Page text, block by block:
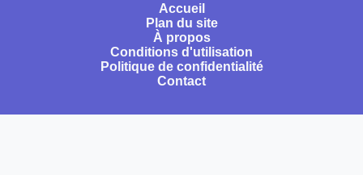
Accueil
Plan du site
À propos
Conditions d'utilisation
Politique de confidentialité
Contact